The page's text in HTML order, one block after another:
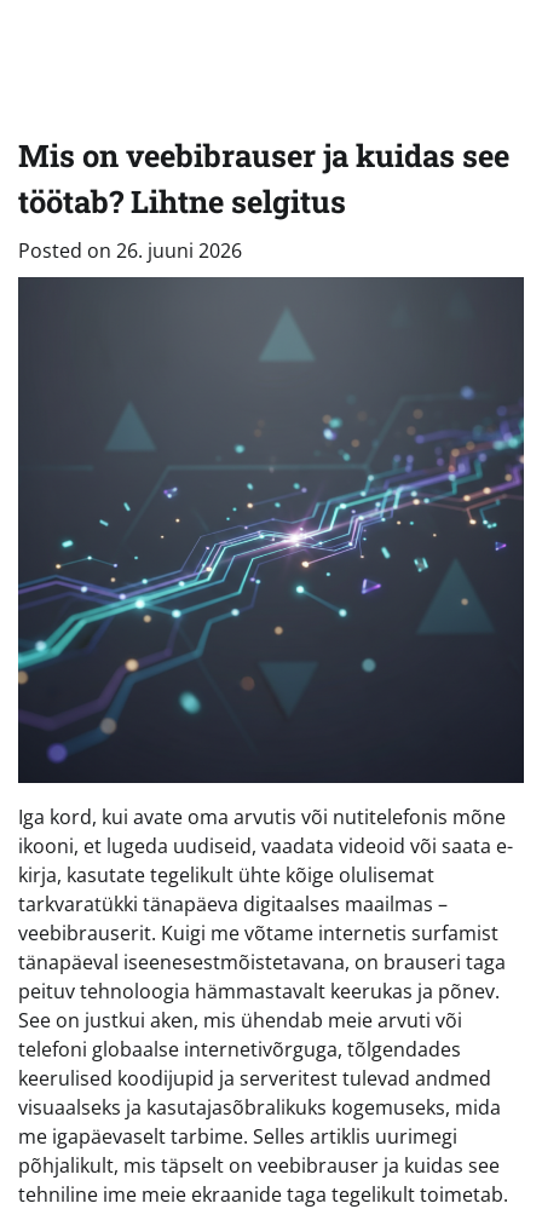
Mis on veebibrauser ja kuidas see
töötab? Lihtne selgitus
Posted on 26. juuni 2026
Iga kord, kui avate oma arvutis või nutitelefonis mõne
ikooni, et lugeda uudiseid, vaadata videoid või saata e-
kirja, kasutate tegelikult ühte kõige olulisemat
tarkvaratükki tänapäeva digitaalses maailmas –
veebibrauserit. Kuigi me võtame internetis surfamist
tänapäeval iseenesestmõistetavana, on brauseri taga
peituv tehnoloogia hämmastavalt keerukas ja põnev.
See on justkui aken, mis ühendab meie arvuti või
telefoni globaalse internetivõrguga, tõlgendades
keerulised koodijupid ja serveritest tulevad andmed
visuaalseks ja kasutajasõbralikuks kogemuseks, mida
me igapäevaselt tarbime. Selles artiklis uurimegi
põhjalikult, mis täpselt on veebibrauser ja kuidas see
tehniline ime meie ekraanide taga tegelikult toimetab.